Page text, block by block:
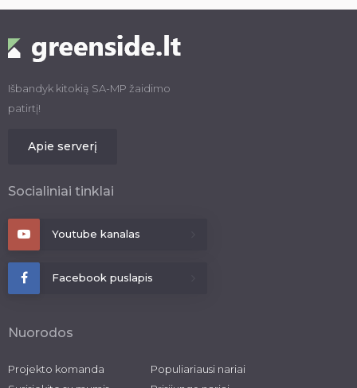
Išbandyk kitokią SA-MP žaidimo
patirtį!
Apie serverį
Socialiniai tinklai
Youtube kanalas
Facebook puslapis
Nuorodos
Projekto komanda
Populiariausi nariai